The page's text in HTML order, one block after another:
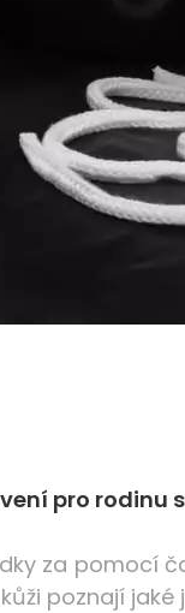
pro rodinu
za pomocí
poznají